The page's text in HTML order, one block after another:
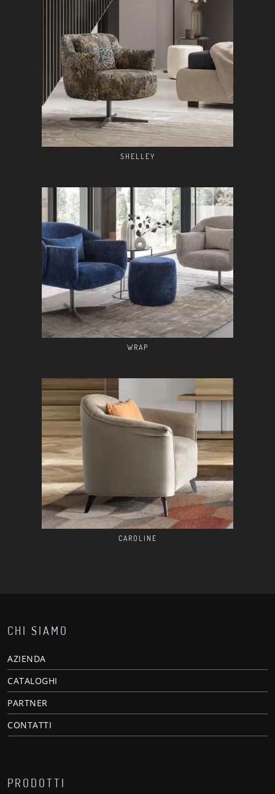
SHELLEY
WRAP
CAROLINE
CHI SIAMO
AZIENDA
CATALOGHI
PARTNER
CONTATTI
PRODOTTI